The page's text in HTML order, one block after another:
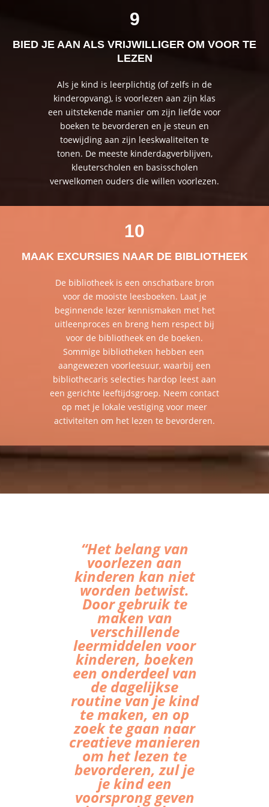
9
BIED JE AAN ALS VRIJWILLIGER OM VOOR TE
LEZEN
Als je kind is leerplichtig (of zelfs in de
kinderopvang), is voorlezen aan zijn klas
een uitstekende manier om zijn liefde voor
boeken te bevorderen en je steun en
toewijding aan zijn leeskwaliteiten te
tonen. De meeste kinderdagverblijven,
kleuterscholen en basisscholen
verwelkomen ouders die willen voorlezen.
10
MAAK EXCURSIES NAAR DE BIBLIOTHEEK
De bibliotheek is een onschatbare bron
voor de mooiste leesboeken. Laat je
beginnende lezer kennismaken met het
uitleenproces en breng hem respect bij
voor de bibliotheek en de boeken.
Sommige bibliotheken hebben een
aangewezen voorleesuur, waarbij een
bibliothecaris selecties hardop leest aan
een gerichte leeftijdsgroep. Neem contact
op met je lokale vestiging voor meer
activiteiten om het lezen te bevorderen.
“Het belang van
voorlezen aan
kinderen kan niet
worden betwist.
Door gebruik te
maken van
verschillende
leermiddelen voor
kinderen, boeken
een onderdeel van
de dagelijkse
routine van je kind
te maken, en op
zoek te gaan naar
creatieve manieren
om het lezen te
bevorderen, zul je
je kind een
voorsprong geven